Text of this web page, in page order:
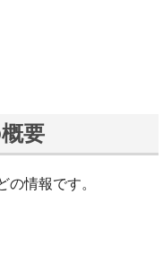
要
の情報です。